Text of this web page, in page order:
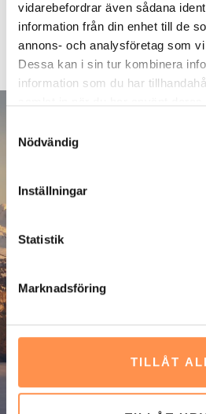
vidarebefordrar även sådana
information från din enhet till de
annons- och analysföretag som
Dessa kan i sin tur kombinera
information som du har
Nödvändig
Inställningar
Statistik
Marknadsföring
TILLÅT
särskilt med vår